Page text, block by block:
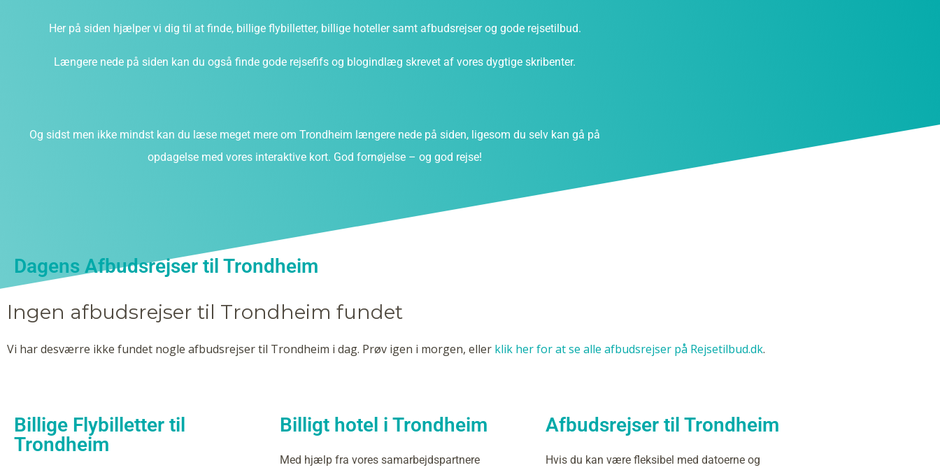
Her på siden hjælper vi dig til at finde, billige flybilletter, billige hoteller samt afbudsrejser og gode rejsetilbud.
Længere nede på siden kan du også finde gode rejsefifs og blogindlæg skrevet af vores dygtige skribenter.
Og sidst men ikke mindst kan du læse meget mere om Trondheim længere nede på siden, ligesom du selv kan gå på
opdagelse med vores interaktive kort. God fornøjelse – og god rejse!
Dagens Afbudsrejser til Trondheim
Ingen afbudsrejser til Trondheim fundet
Vi har desværre ikke fundet nogle afbudsrejser til Trondheim i dag. Prøv igen i morgen, eller klik her for at se alle afbudsrejser på Rejsetilbud.dk.
Billige Flybilletter til
Trondheim
Billigt hotel i Trondheim
Med hjælp fra vores samarbejdspartnere
Afbudsrejser til Trondheim
Hvis du kan være fleksibel med datoerne og